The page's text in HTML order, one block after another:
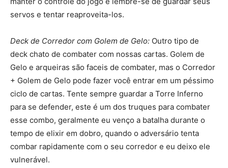
servos e tentar reaproveita-los.
Deck de Corredor com Golem de Gelo: Outro tipo de
deck chato de combater com nossas cartas. Golem de
Gelo e arqueiras são faceis de combater, mas o Corredor
+ Golem de Gelo pode fazer você entrar em um péssimo
ciclo de cartas. Tente sempre guardar a Torre Inferno
para se defender, este é um dos truques para combater
esse combo, geralmente eu venço a batalha durante o
tempo de elixir em dobro, quando o adversário tenta
combar rapidamente com o seu corredor e eu deixo ele
vulnerável.